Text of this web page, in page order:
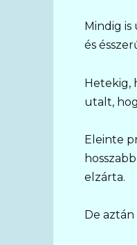
Mindig
és
Hetekig,
utalt,
Eleinte
elzárta.
De